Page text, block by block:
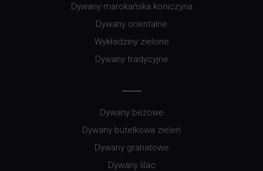
Dywany marokańska koniczyna
Dywany orientalne
Wykładziny zielone
Dywany tradycyjne
Dywany beżowe
Dywany butelkowa zieleń
Dywany granatowe
Dywany lilac